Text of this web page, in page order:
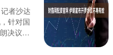
者沙达
针对国
决议，
子能机